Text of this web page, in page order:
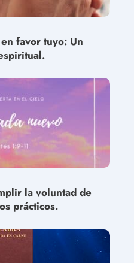
favor tuyo: Un
la voluntad de
prácticos.